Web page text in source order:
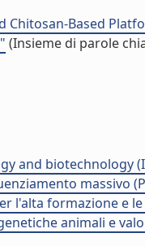
Chitosan-Based
(Insieme di parole
and biotechnology
massivo
l'alta formazione e
animali e